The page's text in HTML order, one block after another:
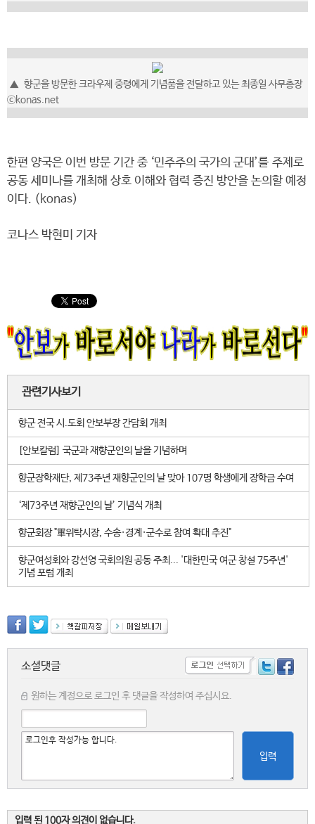
▲ 향군을 방문한 크라우제 중령에게 기념품을 전달하고 있는 최종일 사무총장
ⓒkonas.net
한편 양국은 이번 방문 기간 중 ‘민주주의 국가의 군대’를 주제로
공동 세미나를 개최해 상호 이해와 협력 증진 방안을 논의할 예정
이다. (konas)
코나스 박현미 기자
관련기사보기
향군 전국 시.도회 안보부장 간담회 개최
[안보칼럼] 국군과 재향군인의 날을 기념하며
향군장학재단, 제73주년 재향군인의 날 맞아 107명 학생에게 장학금 수여
‘제73주년 재향군인의 날’ 기념식 개최
향군회장 "軍위탁시장, 수송·경계·군수로 참여 확대 추진"
향군여성회와 강선영 국회의원 공동 주최... '대한민국 여군 창설 75주년'
기념 포럼 개최
소셜댓글
원하는 계정으로 로그인 후 댓글을 작성하여 주십시요.
입력
입력 된 100자 의견이 없습니다.